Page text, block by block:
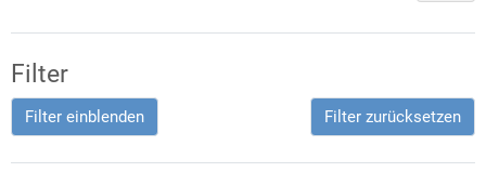
Filter
Filter zurücksetzen
Filter einblenden